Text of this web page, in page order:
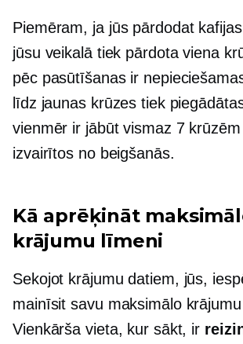
Piemēram, ja jūs pārdodat
jūsu veikalā tiek pārdota viena
pēc pasūtīšanas ir
līdz jaunas krūzes tiek
vienmēr ir jābūt vismaz 7
izvairītos no beigšanās.
Kā aprēķināt
krājumu līmeni
Sekojot krājumu datiem, jūs,
mainīsit savu maksimālo
Vienkārša vieta, kur sākt, ir